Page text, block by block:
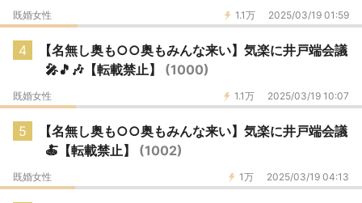
1.1万 2025/03/19 01:59
既婚女性
4
【名無し奥も○○奥もみんな来い】気楽に井戸端会議
🎤🎵🎶【転載禁止】 (1000)
1.1万 2025/03/19 10:07
既婚女性
5
【名無し奥も○○奥もみんな来い】気楽に井戸端会議
🍝【転載禁止】 (1002)
1万 2025/03/19 04:13
既婚女性